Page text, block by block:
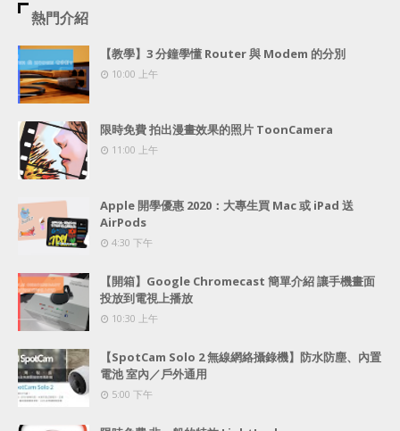
熱門介紹
【教學】3 分鐘學懂 Router 與 Modem 的分別
10:00 上午
限時免費 拍出漫畫效果的照片 ToonCamera
11:00 上午
Apple 開學優惠 2020：大專生買 Mac 或 iPad 送
AirPods
4:30 下午
【開箱】Google Chromecast 簡單介紹 讓手機畫面
投放到電視上播放
10:30 上午
【SpotCam Solo 2 無線網絡攝錄機】防水防塵、內置
電池 室內／戶外通用
5:00 下午